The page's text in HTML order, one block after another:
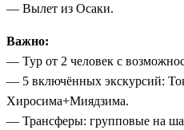
— Вылет из Осаки.
Важно:
— Тур от 2 человек с
— 5 включённых экскурсий:
Хиросима+Миядзима.
— Трансферы: групповые на